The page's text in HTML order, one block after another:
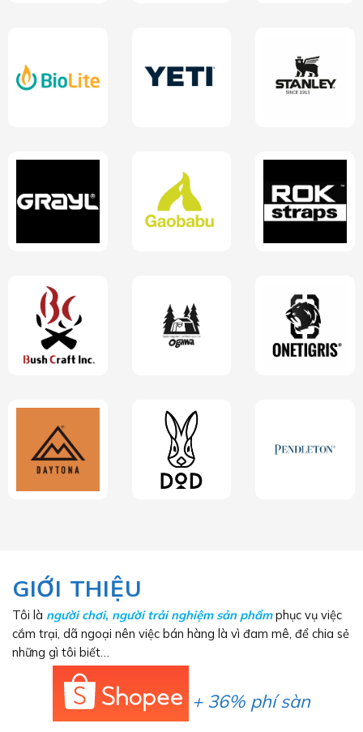
GIỚI THIỆU
Tôi là người chơi, người trải nghiệm sản phẩmphục vụ việc
cắm trại, dã ngoại nên việc bán hàng là vì đam mê, để chia sẻ
những gì tôi biết…
+ 36% phí sàn